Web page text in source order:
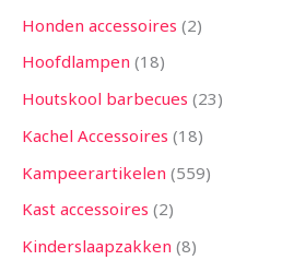
Honden accessoires 2
Hoofdlampen 18
Houtskool barbecues 23
Kachel Accessoires 18
Kampeerartikelen 559
Kast accessoires 2
Kinderslaapzakken 8